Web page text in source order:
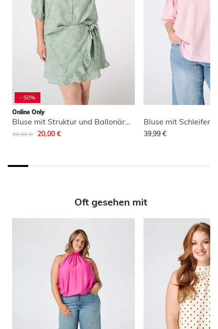
- 50%
Online Only
Bluse mit Struktur und Ballonärmeln
Reduziert von
39,99 € auf
20,00 €
Bluse mit Schleifen
39,99 €
Oft gesehen mit